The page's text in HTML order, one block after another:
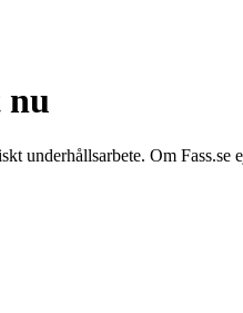
nu
underhållsarbete. Om